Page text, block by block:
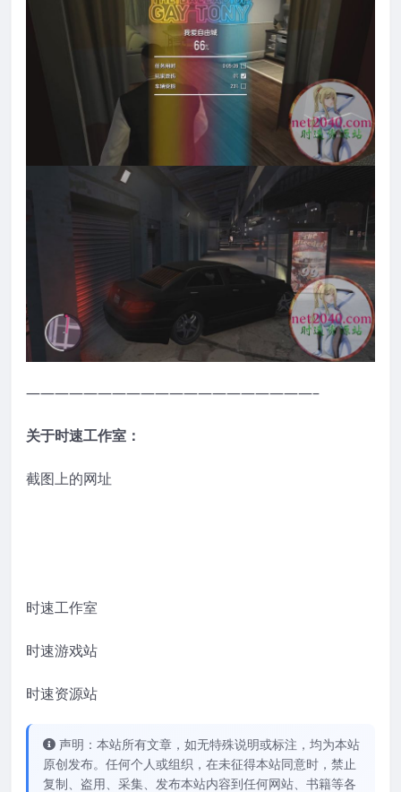
————————————————————–
关于时速工作室：
截图上的网址
时速工作室
时速游戏站
时速资源站
声明：本站所有文章，如无特殊说明或标注，均为本站
原创发布。任何个人或组织，在未征得本站同意时，禁止
复制、盗用、采集、发布本站内容到任何网站、书籍等各